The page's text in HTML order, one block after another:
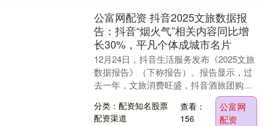
公富网配资 抖音2025文旅数据报
告：抖音“烟火气”相关内容同比增
长30%，平凡个体成城市名片
12月24日，抖音生活服务发布《2025文旅
数据报告》（下称报告）。报告显示，过
去一年，文旅消费旺盛，抖音酒旅团购订
单量同比增长42%。沉浸式旅游成主流，
用户关....
分类：配资知名股票
配资渠道
查看：
156
公富网
配资